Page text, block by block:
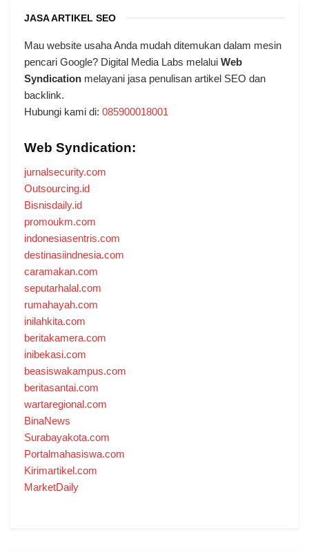
JASA ARTIKEL SEO
Mau website usaha Anda mudah ditemukan dalam mesin
pencari Google? Digital Media Labs melalui Web
Syndication melayani jasa penulisan artikel SEO dan
backlink.
Hubungi kami di: 085900018001
Web Syndication:
jurnalsecurity.com
Outsourcing.id
Bisnisdaily.id
promoukm.com
indonesiasentris.com
destinasiindnesia.com
caramakan.com
seputarhalal.com
rumahayah.com
inilahkita.com
beritakamera.com
inibekasi.com
beasiswakampus.com
beritasantai.com
wartaregional.com
BinaNews
Surabayakota.com
Portalmahasiswa.com
Kirimartikel.com
MarketDaily